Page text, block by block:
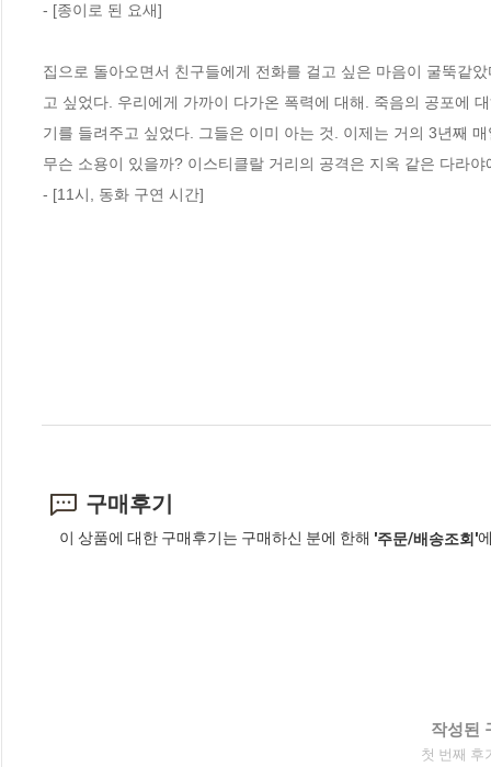
- [종이로 된 요새]
집으로 돌아오면서 친구들에게 전화를 걸고 싶은 마음이 굴뚝같
고 싶었다. 우리에게 가까이 다가온 폭력에 대해. 죽음의 공포에
기를 들려주고 싶었다. 그들은 이미 아는 것. 이제는 거의 3년째
무슨 소용이 있을까? 이스티클랄 거리의 공격은 지옥 같은 다라
- [11시, 동화 구연 시간]
구매후기
이 상품에 대한 구매후기는 구매하신 분에 한해 '주문/배송조회'
작성된
첫 번째 후